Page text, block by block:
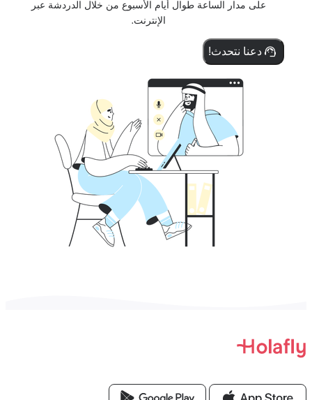
على مدار الساعة طوال أيام الأسبوع من خلال الدردشة عبر
الإنترنت.
دعنا نتحدث!